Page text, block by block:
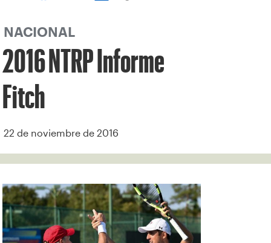
NACIONAL
2016 NTRP Informe
Fitch
22 de noviembre de 2016